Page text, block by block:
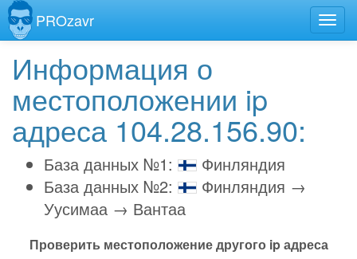
PROzavr
Информация о
местоположении ip
адреса 104.28.156.90:
База данных №1:
Финляндия
База данных №2:
Финляндия →
Уусимаа → Вантаа
Проверить местоположение другого ip адреса